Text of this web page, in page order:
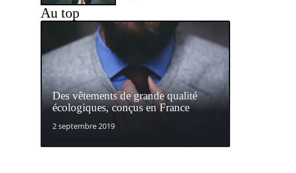
Au top
Des vêtements de grande qualité
écologiques, conçus en France
2 septembre 2019